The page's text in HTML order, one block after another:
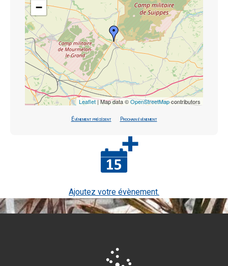
−
Leaflet| Map data ©OpenStreetMapcontributors
Évènement précédent Prochain évènement
Ajoutez votre évènement.